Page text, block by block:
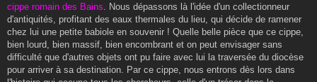
cippe romain des Bains . Nous dépassons là l'idée d'un collectionneur
d'antiquités, profitant des eaux thermales du lieu, qui décide de ramener
chez lui une petite babiole en souvenir ! Quelle belle pièce que ce cippe,
bien lourd, bien massif, bien encombrant et on peut envisager sans
difficulté que d'autres objets ont pu faire avec lui la traversée du diocèse
pour arriver à sa destination. Par ce cippe, nous entrons dès lors dans